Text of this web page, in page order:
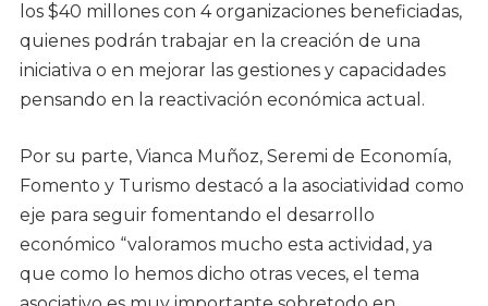
los $40 millones con 4 organizaciones beneficiadas,
quienes podrán trabajar en la creación de una
iniciativa o en mejorar las gestiones y capacidades
pensando en la reactivación económica actual.
Por su parte, Vianca Muñoz, Seremi de Economía,
Fomento y Turismo destacó a la asociatividad como
eje para seguir fomentando el desarrollo
económico “valoramos mucho esta actividad, ya
que como lo hemos dicho otras veces, el tema